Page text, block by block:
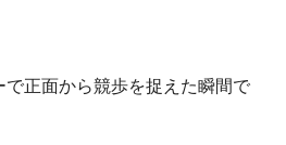
正面から競歩を捉えた瞬間で